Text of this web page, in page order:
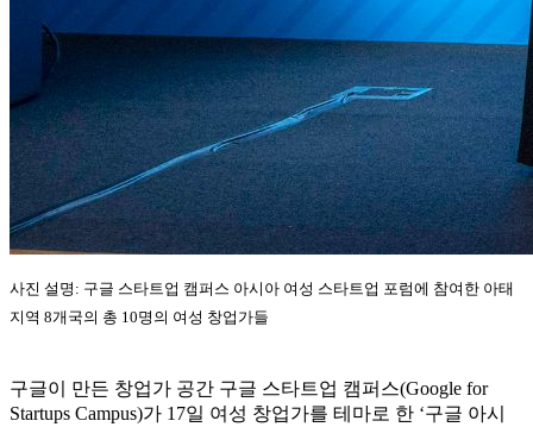
사진 설명: 구글 스타트업 캠퍼스 아시아 여성 스타트업 포럼에 참여한 아태
지역 8개국의 총 10명의 여성 창업가들
구글이 만든 창업가 공간 구글 스타트업 캠퍼스(Google for
Startups Campus)가 17일 여성 창업가를 테마로 한 ‘구글 아시